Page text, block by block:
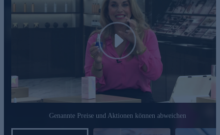
Micro XS-Hyaluronsäure
Kann das Hautgerüst von innen heraus aufbauen, durch
Anregung der Kollagensynthese
TAURIN BOOSTER
Marines Taurin aus der Jania Rubens Rotalge, welches wie
ein Fibroblasten-Bodybuilder wirkt
Spendet spürbar Feuchtigkeit und kann
Müdigkeitserscheinungen entgegenwirken
RICE PDRN
Fördert spürbar die Zellneubildung und kann die
Play
Genannte Preise und Aktionen können abweichen